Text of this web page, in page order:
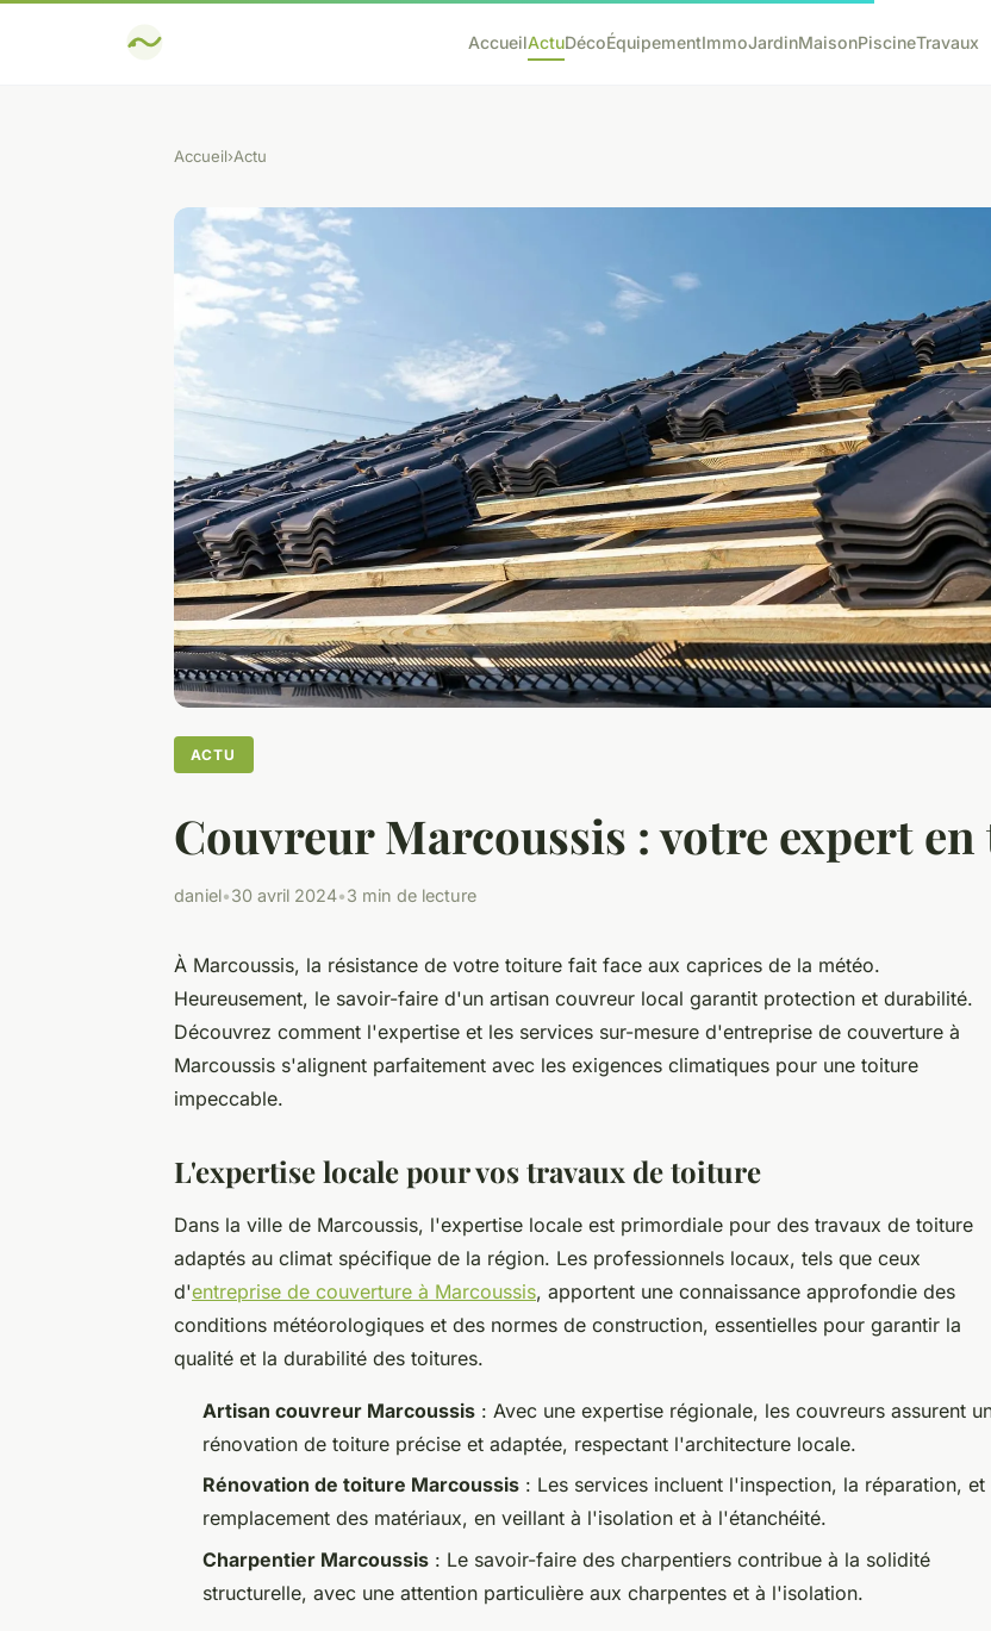
AccueilActuDécoÉquipementImmoJardinMaisonPiscineTravaux
Accueil›Actu
ACTU
Couvreur Marcoussis : votre expert
daniel•30 avril 2024•3 min de lecture
À Marcoussis, la résistance de votre toiture fait face aux caprices de la météo.
Heureusement, le savoir-faire d'un artisan couvreur local garantit protection et durabilité.
Découvrez comment l'expertise et les services sur-mesure d'entreprise de couverture à
Marcoussis s'alignent parfaitement avec les exigences climatiques pour une toiture
impeccable.
L'expertise locale pour vos travaux de toiture
Dans la ville de Marcoussis, l'expertise locale est primordiale pour des travaux de toiture
adaptés au climat spécifique de la région. Les professionnels locaux, tels que ceux
d'entreprise de couverture à Marcoussis, apportent une connaissance approfondie des
conditions météorologiques et des normes de construction, essentielles pour garantir la
qualité et la durabilité des toitures.
Artisan couvreur Marcoussis : Avec une expertise régionale, les couvreurs assurent
rénovation de toiture précise et adaptée, respectant l'architecture locale.
Rénovation de toiture Marcoussis : Les services incluent l'inspection, la réparation, et
remplacement des matériaux, en veillant à l'isolation et à l'étanchéité.
Charpentier Marcoussis : Le savoir-faire des charpentiers contribue à la solidité
structurelle, avec une attention particulière aux charpentes et à l'isolation.